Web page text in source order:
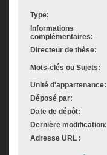
Type:
Informations
complémentaires:
Directeur de thèse:
Mots-clés ou Sujets:
Unité d'appartenance:
Déposé par:
Date de dépôt:
Dernière modification:
Adresse URL :